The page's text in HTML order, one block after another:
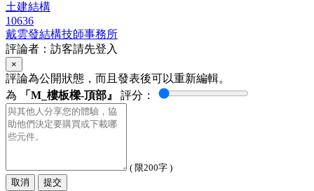
土建結構
10636
戴雲發結構技師事務所
評論者：訪客請先登入
×
評論為公開狀態，而且發表後可以重新編輯。
為
「M_樓板樑-頂部』 評分：
( 限200字 )
取消
提交